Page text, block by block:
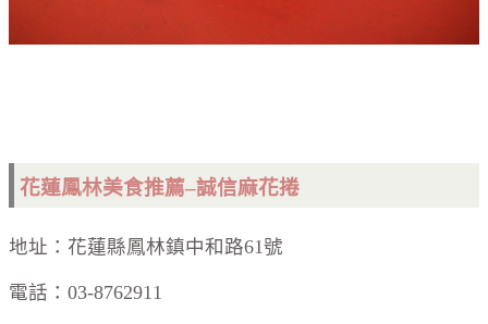
花蓮鳳林美食推薦–誠信麻花捲
地址：花蓮縣鳳林鎮中和路61號
電話：03-8762911